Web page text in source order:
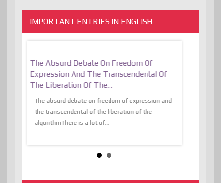
IMPORTANT ENTRIES IN ENGLISH
The Absurd Debate On Freedom Of
Expression And The Transcendental Of
The Liberation Of The…
The absurd debate on freedom of expression and
the transcendental of the liberation of the
algorithmThere is a lot of...